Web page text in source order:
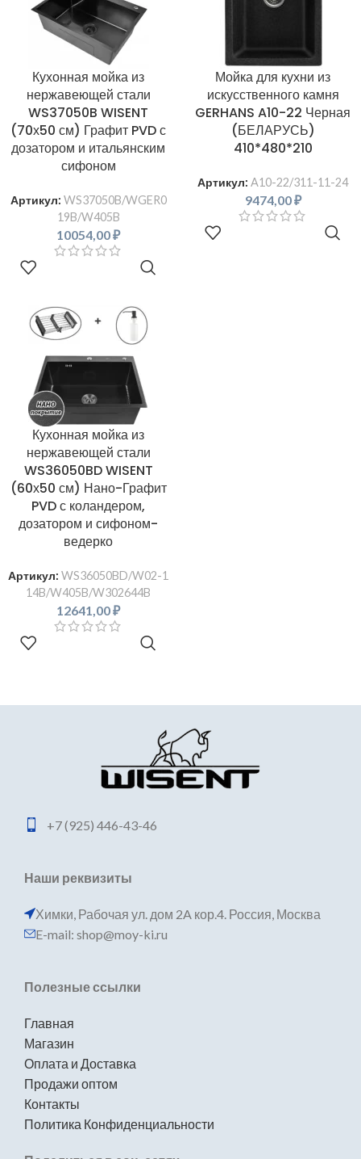
Кухонная мойка из
нержавеющей стали
WS37050B WISENT
(70х50 см) Графит PVD с
дозатором и итальянским
сифоном
Артикул: WS37050B/WGER0
19B/W405B
10054,00₽
Мойка для кухни из
искусственного камня
GERHANS A10-22 Черная
(БЕЛАРУСЬ)
410*480*210
Артикул: A10-22/311-11-24
9474,00₽
Кухонная мойка из
нержавеющей стали
WS36050BD WISENT
(60х50 см) Нано-Графит
PVD с коландером,
дозатором и сифоном-
ведерко
Артикул: WS36050BD/W02-1
14B/W405B/W302644B
12641,00₽
+7 (925) 446-43-46
Наши реквизиты
Химки, Рабочая ул. дом 2A кор.4. Россия, Москва
E-mail: shop@moy-ki.ru
Полезные ссылки
Главная
Магазин
Оплата и Доставка
Продажи оптом
Контакты
Политика Конфиденциальности